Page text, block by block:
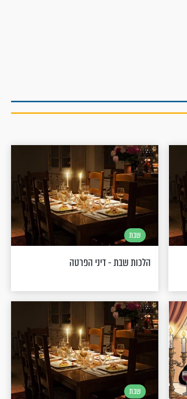
שבת
הלכות שבת - דיני הפרטה
שבת